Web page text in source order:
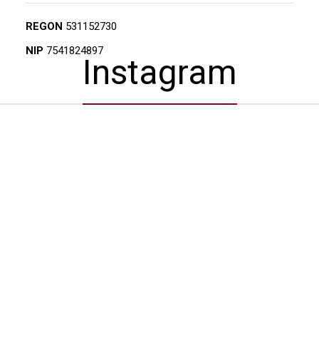
REGON 531152730
NIP 7541824897
Instagram